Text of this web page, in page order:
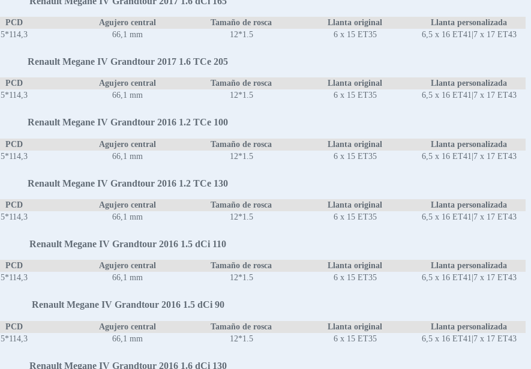
PCD Agujero central Tamaño de rosca Llanta original
Llanta personalizada
5*114,3 66,1 mm 12*1.5 6 x 15 ET35 6,5 x 16 ET41|7 x 17 ET43
Renault Megane IV Grandtour 2017 1.6 TCe 205
PCD Agujero central Tamaño de rosca Llanta original
Llanta personalizada
5*114,3 66,1 mm 12*1.5 6 x 15 ET35 6,5 x 16 ET41|7 x 17 ET43
Renault Megane IV Grandtour 2016 1.2 TCe 100
PCD Agujero central Tamaño de rosca Llanta original
Llanta personalizada
5*114,3 66,1 mm 12*1.5 6 x 15 ET35 6,5 x 16 ET41|7 x 17 ET43
Renault Megane IV Grandtour 2016 1.2 TCe 130
PCD Agujero central Tamaño de rosca Llanta original
Llanta personalizada
5*114,3 66,1 mm 12*1.5 6 x 15 ET35 6,5 x 16 ET41|7 x 17 ET43
Renault Megane IV Grandtour 2016 1.5 dCi 110
PCD Agujero central Tamaño de rosca Llanta original
Llanta personalizada
5*114,3 66,1 mm 12*1.5 6 x 15 ET35 6,5 x 16 ET41|7 x 17 ET43
Renault Megane IV Grandtour 2016 1.5 dCi 90
PCD Agujero central Tamaño de rosca Llanta original
Llanta personalizada
5*114,3 66,1 mm 12*1.5 6 x 15 ET35 6,5 x 16 ET41|7 x 17 ET43
Renault Megane IV Grandtour 2016 1.6 dCi 130